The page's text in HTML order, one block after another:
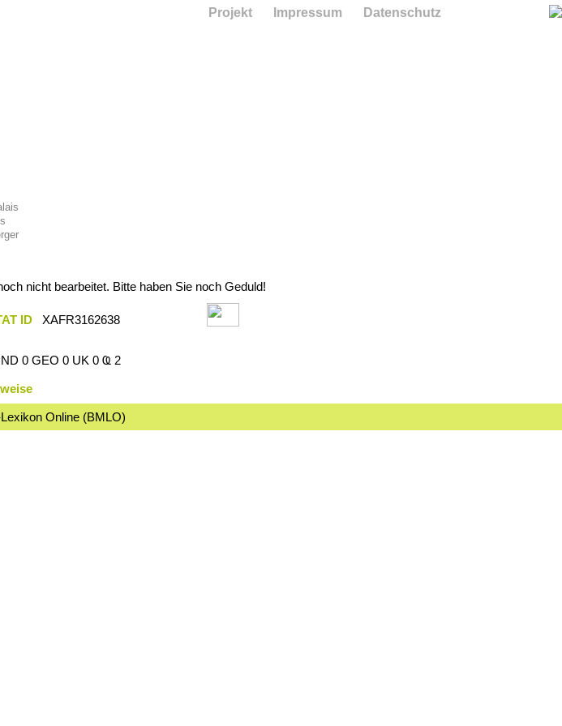
nicht bearbeitet. Bitte haben Sie noch Geduld!
ID
XAFR3162638
0 GEO 0 UK 0 Ҩ 2
Online (BMLO)
Projekt Impressum Datenschutz